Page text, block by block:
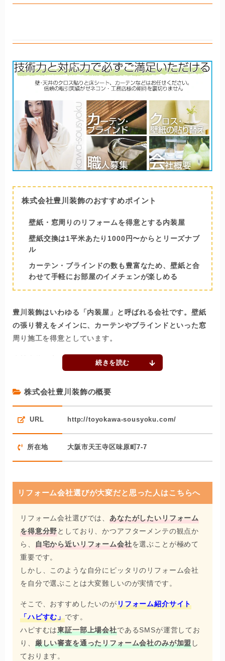
でも地域住民との関わりを保っている様子。
地域に深く根付いたスタイルで、多くの顧客の信頼を勝ち
取ってきたのでしょう。
株式会社豊川装飾のおすすめポイント
壁紙・窓周りのリフォームを得意とする内装屋
壁紙交換は1平米あたり1000円〜からとリーズナブ
ル
カーテン・ブラインドの数も豊富なため、壁紙と合
わせて手軽にお部屋のイメチェンが楽しめる
豊川装飾はいわゆる「内装屋」と呼ばれる会社です。壁紙
の張り替えをメインに、カーテンやブラインドといった窓
周り施工を得意としています。
会社自体は大きくないものの、中小だからこそのメリット
が豊川装飾には多くあります。そのひとつが、壁紙の張り
「1平米あたり1000円〜（剥がし代、張り替え代、材料代
含む）」という金額は、内装業者の中でもリーズナブルで
す。自社で直接問屋・メーカーから材料を仕入れるからこ
そできる価格設定だといえます。
らではのアドバイスを提供してくれるでしょう。
め、商品量が豊富なのも魅力のひとつ。
「とにかく手軽&安価&スピーディーにお部屋のイメチェン
がしたい」という方は、まず豊川装飾に相談してみるのが
株式会社豊川装飾の概要
URL http://toyokawa-sousyoku.com/
所在地 大阪市天王寺区味原町7-7
リフォーム会社選びが大変だと思った人はこちらへ
リフォーム会社選びでは、あなたがしたいリフォーム
を得意分野としており、かつアフターメンテの観点か
ら、 自宅から近いリフォーム会社を選ぶことが極めて
重要です。
しかし、このような自分にピッタリのリフォーム会社
を自分で選ぶことは大変難しいのが実情です。
そこで、おすすめしたいのがリフォーム紹介サイト
「ハピすむ」です。
ハピすむは東証一部上場会社であるSMSが運営してお
り、 厳しい審査を通ったリフォーム会社のみが加盟し
ております。